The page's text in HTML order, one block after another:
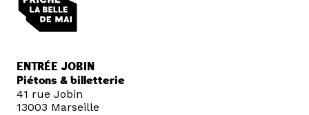
ENTRÉE JOBIN
Piétons & billetterie
41 rue Jobin
13003 Marseille